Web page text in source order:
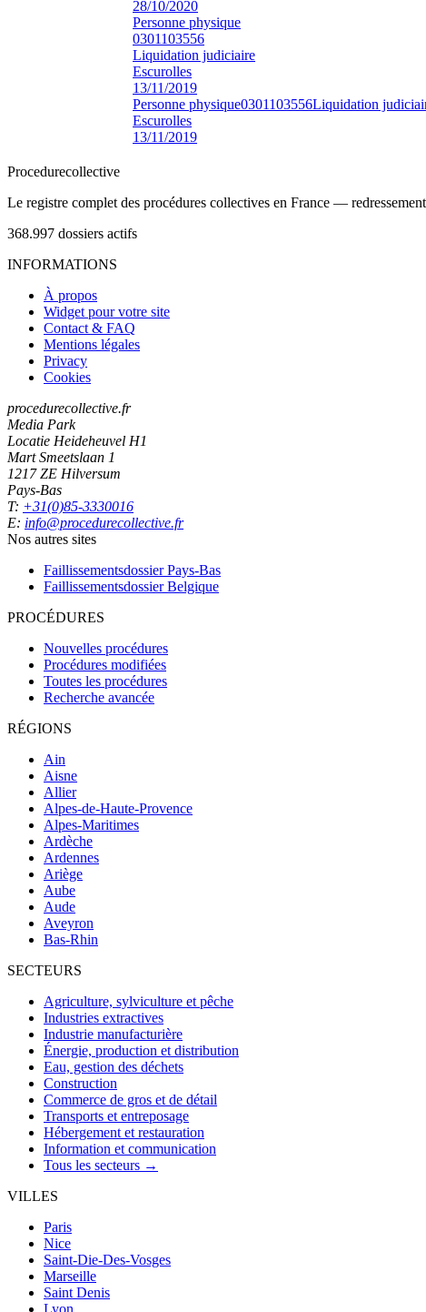
28/10/2020
Personne physique
0301103556
Liquidation judiciaire
Escurolles
13/11/2019
Personne physique0301103556Liquidation
Escurolles
13/11/2019
Procedurecollective
Le registre complet des procédures collectives en France —
368.997 dossiers actifs
INFORMATIONS
À propos
Widget pour votre site
Contact & FAQ
Mentions légales
Privacy
Cookies
procedurecollective.fr
Media Park
Locatie Heideheuvel H1
Mart Smeetslaan 1
1217 ZE Hilversum
Pays-Bas
T: +31(0)85-3330016
E: info@procedurecollective.fr
Nos autres sites
Faillissementsdossier Pays-Bas
Faillissementsdossier Belgique
PROCÉDURES
Nouvelles procédures
Procédures modifiées
Toutes les procédures
Recherche avancée
RÉGIONS
Ain
Aisne
Allier
Alpes-de-Haute-Provence
Alpes-Maritimes
Ardèche
Ardennes
Ariège
Aube
Aude
Aveyron
Bas-Rhin
SECTEURS
Agriculture, sylviculture et pêche
Industries extractives
Industrie manufacturière
Énergie, production et distribution
Eau, gestion des déchets
Construction
Commerce de gros et de détail
Transports et entreposage
Hébergement et restauration
Information et communication
Tous les secteurs →
VILLES
Paris
Nice
Saint-Die-Des-Vosges
Marseille
Saint Denis
Lyon